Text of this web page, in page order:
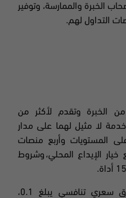
الخبرة والممارسة، وتوفير
التداول لهم.
الخبرة وتقدم لأكثر من
وخدمة لا مثيل لهما على مدار
المستويات وأربع منصات
خيار الإيداع المحلي، وشروط
أداة.
سعري تنافسي يبلغ 0.1،